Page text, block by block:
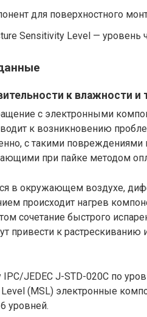
для поверхностного
Sensitivity Level — уровень
к влажности и
с электронными
к возникновению
с такими повреждениями
при пайке методом
в окружающем воздухе,
происходит нагрев
сочетание быстрого
привести к
IPC/JEDEC J-STD-020C по
(MSL) электронные
уровней.